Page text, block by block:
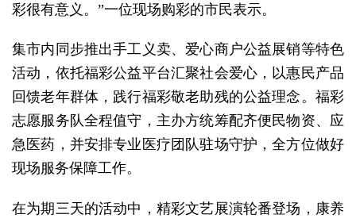
彩很有意义。”一位现场购彩的市民表示。
集市内同步推出手工义卖、爱心商户公益展销等特色
活动，依托福彩公益平台汇聚社会爱心，以惠民产品
回馈老年群体，践行福彩敬老助残的公益理念。福彩
志愿服务队全程值守，主办方统筹配齐便民物资、应
急医药，并安排专业医疗团队驻场守护，全方位做好
现场服务保障工作。
在为期三天的活动中，精彩文艺展演轮番登场，康养